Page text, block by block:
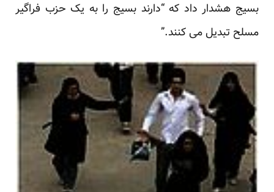
بسیج هشدار داد که “دارند بسیج را به یک حزب فراگیر
مسلح تبدیل می کنند.”